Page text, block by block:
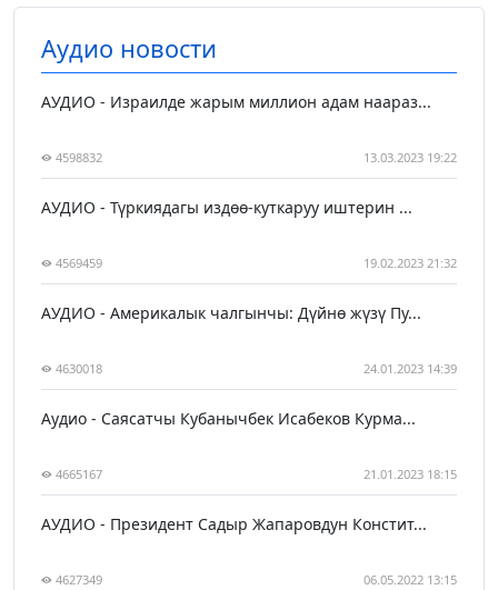
Аудио новости
АУДИО - Израилде жарым миллион адам наараз...
4598832 13.03.2023 19:22
АУДИО - Түркиядагы издөө-куткаруу иштерин ...
4569459 19.02.2023 21:32
АУДИО - Америкалык чалгынчы: Дүйнө жүзү Пу...
4630018 24.01.2023 14:39
Аудио - Саясатчы Кубанычбек Исабеков Курма...
4665167 21.01.2023 18:15
АУДИО - Президент Садыр Жапаровдун Констит...
4627349 06.05.2022 13:15